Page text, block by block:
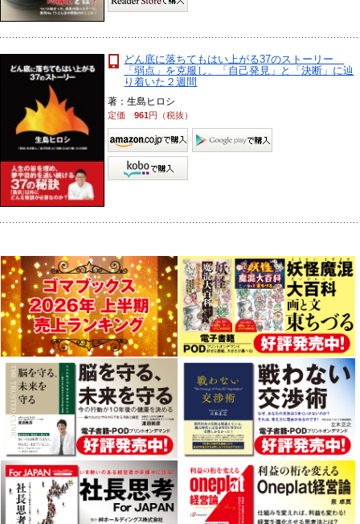
どん底に落ちてもはい上がる37のストーリー
「弱点」を克服し、「自己発見」と「決断」に辿
り着いた２週間
著：生島ヒロシ
定価961円（税抜）